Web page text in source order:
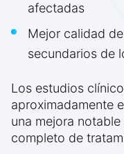
afectadas
Mejor calidad
secundarios de
Los estudios
aproximadamente
una mejora
completo de